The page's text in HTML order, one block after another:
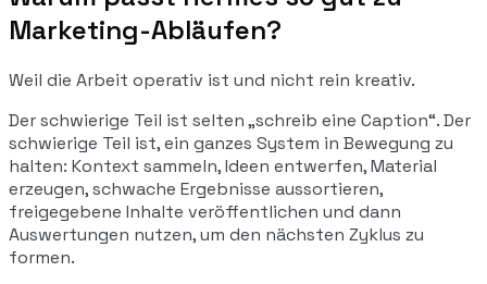
Marketing-Abläufen?
Weil die Arbeit operativ ist und nicht rein kreativ.
Der schwierige Teil ist selten „schreib eine Caption“. Der
schwierige Teil ist, ein ganzes System in Bewegung zu
halten: Kontext sammeln, Ideen entwerfen, Material
erzeugen, schwache Ergebnisse aussortieren,
freigegebene Inhalte veröffentlichen und dann
Auswertungen nutzen, um den nächsten Zyklus zu
formen.